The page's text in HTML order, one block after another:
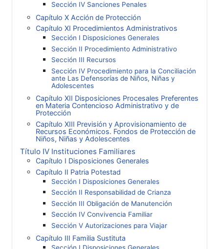
Sección IV Sanciones Penales
Capítulo X Acción de Protección
Capítulo XI Procedimientos Administrativos
Sección I Disposiciones Generales
Sección II Procedimiento Administrativo
Sección III Recursos
Sección IV Procedimiento para la Conciliación
ante Las Defensorías de Niños, Niñas y
Adolescentes
Capítulo XII Disposiciones Procesales Preferentes
en Materia Contencioso Administrativo y de
Protección
Capítulo XIII Previsión y Aprovisionamiento de
Recursos Económicos. Fondos de Protección de
Niños, Niñas y Adolescentes
Título IV Instituciones Familiares
Capítulo I Disposiciones Generales
Capítulo II Patria Potestad
Sección I Disposiciones Generales
Sección II Responsabilidad de Crianza
Sección III Obligación de Manutención
Sección IV Convivencia Familiar
Sección V Autorizaciones para Viajar
Capítulo III Familia Sustituta